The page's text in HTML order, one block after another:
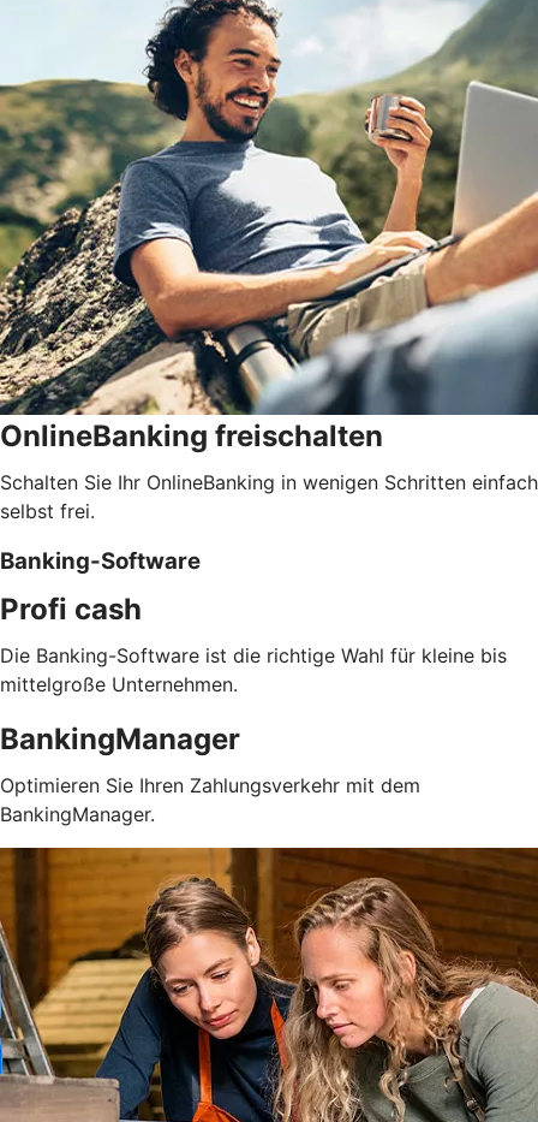
OnlineBanking freischalten
Schalten Sie Ihr OnlineBanking in wenigen Schritten einfach
selbst frei.
Banking-Software
Profi cash
Die Banking-Software ist die richtige Wahl für kleine bis
mittelgroße Unternehmen.
BankingManager
Optimieren Sie Ihren Zahlungsverkehr mit dem
BankingManager.